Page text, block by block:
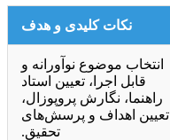
نکات کلیدی و هدف
انتخاب موضوع نوآورانه و
قابل اجرا، تعیین استاد
راهنما، نگارش پروپوزال،
تعیین اهداف و پرسش‌های
تحقیق.